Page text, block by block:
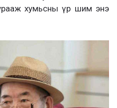
хумьсны үр шим энэ